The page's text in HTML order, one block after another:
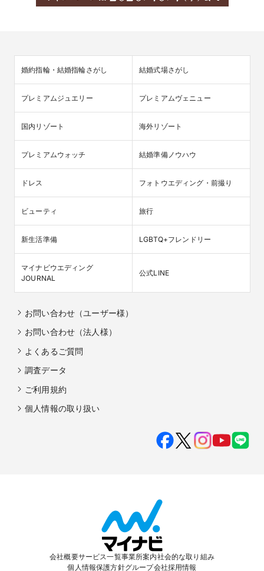
婚約指輪・結婚指輪さがし 結婚式場さがし
プレミアムジュエリー プレミアムヴェニュー
国内リゾート 海外リゾート
プレミアムウォッチ 結婚準備ノウハウ
ドレス フォトウエディング・前撮り
ビューティ 旅行
新生活準備 LGBTQ+フレンドリー
マイナビウエディング
JOURNAL
公式LINE
お問い合わせ（ユーザー様）
お問い合わせ（法人様）
よくあるご質問
調査データ
ご利用規約
個人情報の取り扱い
会社概要サービス一覧事業所案内社会的な取り組み
個人情報保護方針グループ会社採用情報